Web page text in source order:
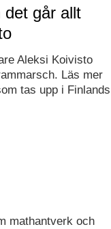
det går allt
Aleksi Koivisto
Läs mer
tas upp i Finlands
mathantverk och